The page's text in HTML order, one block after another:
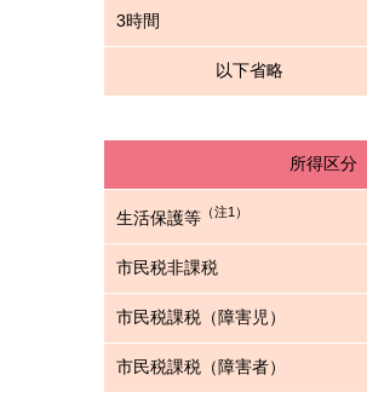
3時間
以下省略
所得区分
生活保護等 （注1）
市民税非課税
市民税課税（障害児）
市民税課税（障害者）